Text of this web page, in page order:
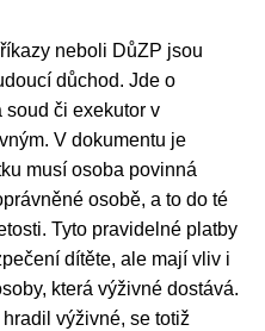
neboli DůZP jsou
důchod. Jde o
či exekutor v
V dokumentu je
musí osoba povinná
osobě, a to do té
Tyto pravidelné platby
dítěte, ale mají vliv i
která výživné dostává.
výživné, se totiž